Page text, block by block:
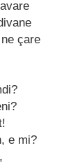
çare
e mi?